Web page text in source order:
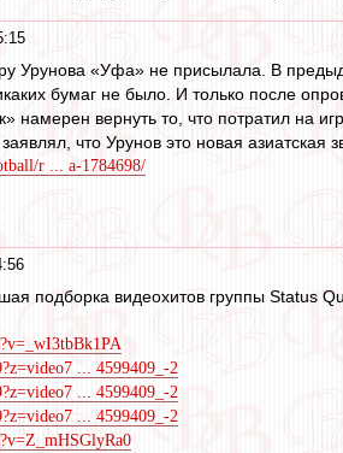
Урунова «Уфа» не присылала. В
бумаг не было. И только после
намерен вернуть то, что потратил на
что Урунов это новая
r ... a-1784698/
подборка видеохитов группы Status
... 4599409_-2
... 4599409_-2
... 4599409_-2